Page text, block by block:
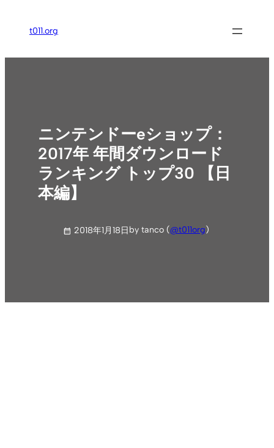
ス
t011.org
ニンテンドーeショップ：
2017年 年間ダウンロード
ランキング トップ30 【日
本編】
2018年1月18日by tanco (@t011org)